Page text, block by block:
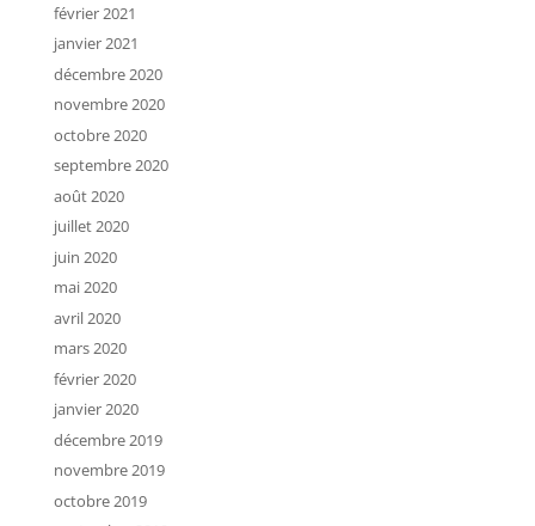
février 2021
janvier 2021
décembre 2020
novembre 2020
octobre 2020
septembre 2020
août 2020
juillet 2020
juin 2020
mai 2020
avril 2020
mars 2020
février 2020
janvier 2020
décembre 2019
novembre 2019
octobre 2019